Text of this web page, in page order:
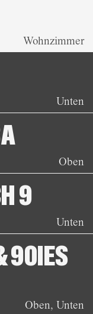
Wohnzimmer
Unten
Oben
9
Unten
90IES
Oben, Unten